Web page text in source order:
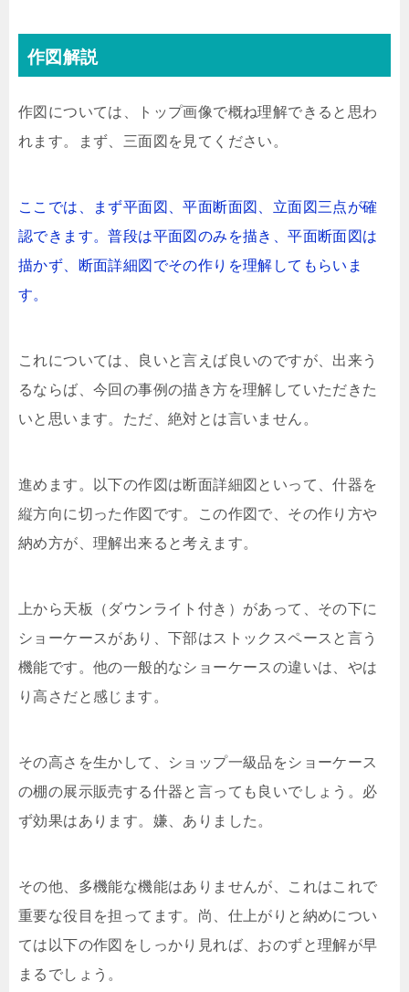
作図解説
作図については、トップ画像で概ね理解できると思わ
れます。まず、三面図を見てください。
ここでは、まず平面図、平面断面図、立面図三点が確
認できます。普段は平面図のみを描き、平面断面図は
描かず、断面詳細図でその作りを理解してもらいま
す。
これについては、良いと言えば良いのですが、出来う
るならば、今回の事例の描き方を理解していただきた
いと思います。ただ、絶対とは言いません。
進めます。以下の作図は断面詳細図といって、什器を
縦方向に切った作図です。この作図で、その作り方や
納め方が、理解出来ると考えます。
上から天板（ダウンライト付き）があって、その下に
ショーケースがあり、下部はストックスペースと言う
機能です。他の一般的なショーケースの違いは、やは
り高さだと感じます。
その高さを生かして、ショップ一級品をショーケース
の棚の展示販売する什器と言っても良いでしょう。必
ず効果はあります。嫌、ありました。
その他、多機能な機能はありませんが、これはこれで
重要な役目を担ってます。尚、仕上がりと納めについ
ては以下の作図をしっかり見れば、おのずと理解が早
まるでしょう。